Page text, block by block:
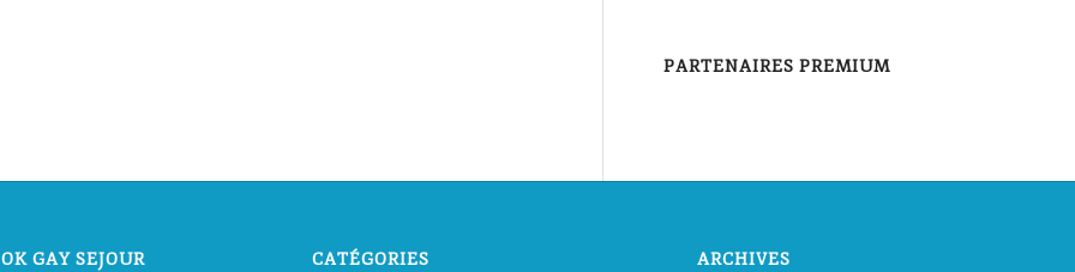
PARTENAIRES PREMIUM
GAY SEJOUR CATÉGORIES ARCHIVES